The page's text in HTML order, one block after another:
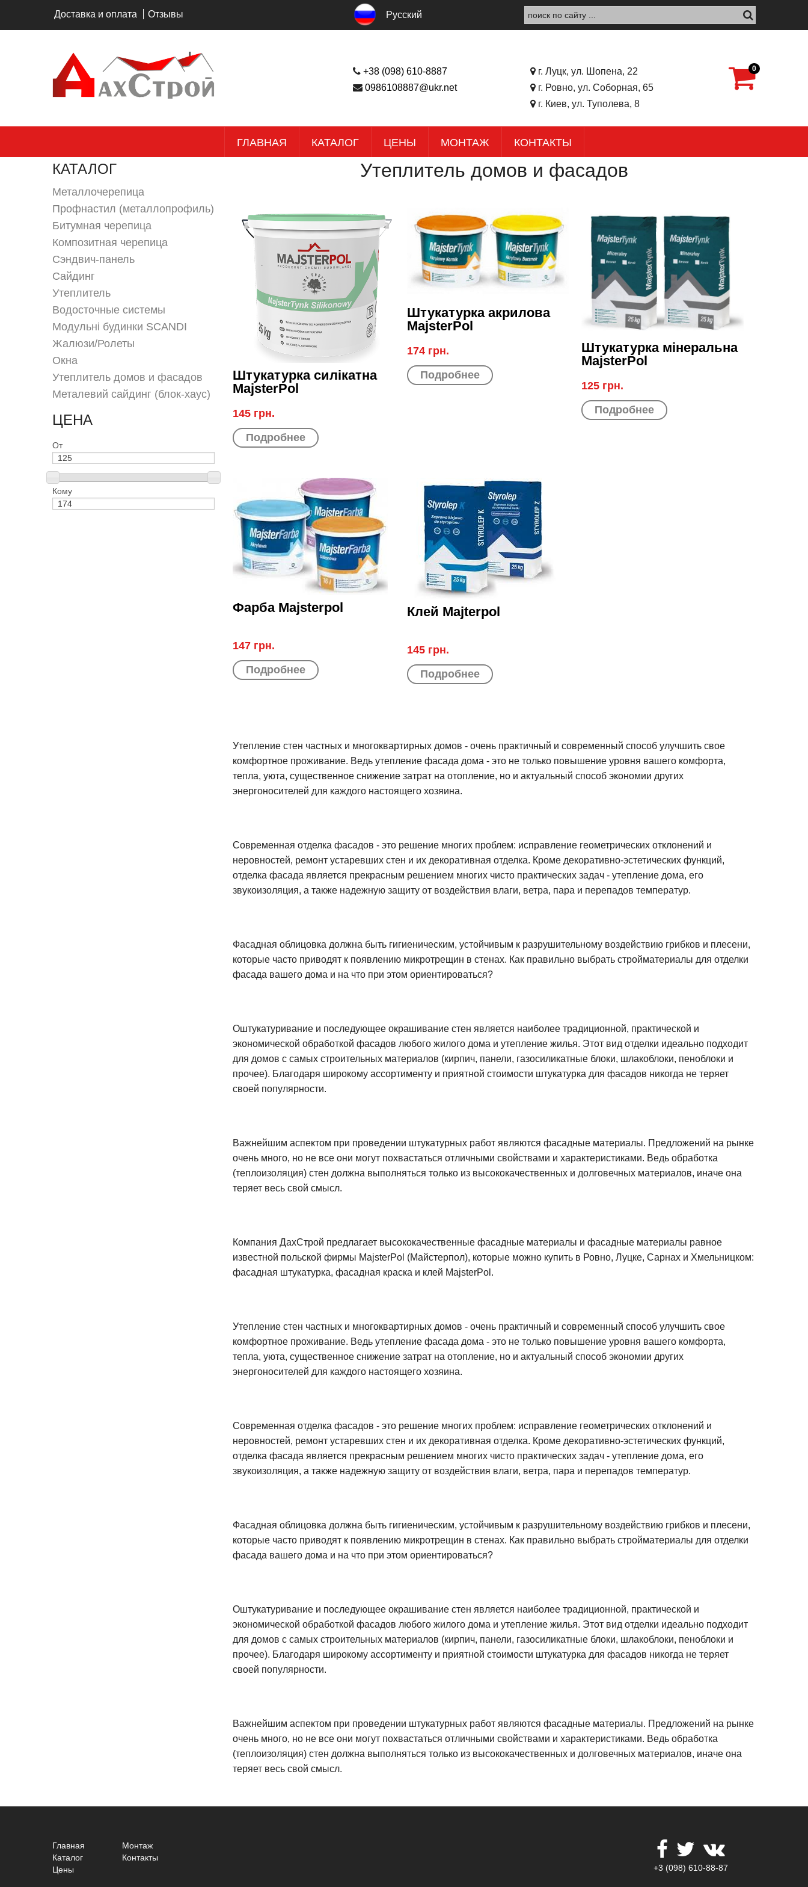
Перейти к основному содержанию
Доставка и оплата Отзывы Русский
+38 (098) 610-8887
0986108887@ukr.net
г. Луцк, ул. Шопена, 22
г. Ровно, ул. Соборная, 65
г. Киев, ул. Туполева, 8
0
ГЛАВНАЯ КАТАЛОГ ЦЕНЫ МОНТАЖ КОНТАКТЫ
КАТАЛОГ
Металлочерепица
Профнастил (металлопрофиль)
Битумная черепица
Композитная черепица
Сэндвич-панель
Сайдинг
Утеплитель
Водосточные системы
Модульні будинки SCANDI
Жалюзи/Ролеты
Окна
Утеплитель домов и фасадов
Металевий сайдинг (блок-хаус)
ЦЕНА
От
Кому
Утеплитель домов и фасадов
Штукатурка силікатна
MajsterPol
145 грн.
Подробнее
Штукатурка акрилова
MajsterPol
174 грн.
Подробнее
Штукатурка мінеральна
MajsterPol
125 грн.
Подробнее
Фарба Majsterpol
147 грн.
Подробнее
Клей Majterpol
145 грн.
Подробнее
Утепление стен частных и многоквартирных домов - очень практичный и современный способ улучшить свое
комфортное проживание. Ведь утепление фасада дома - это не только повышение уровня вашего комфорта,
тепла, уюта, существенное снижение затрат на отопление, но и актуальный способ экономии других
энергоносителей для каждого настоящего хозяина.
Современная отделка фасадов - это решение многих проблем: исправление геометрических отклонений и
неровностей, ремонт устаревших стен и их декоративная отделка. Кроме декоративно-эстетических функций,
отделка фасада является прекрасным решением многих чисто практических задач - утепление дома, его
звукоизоляция, а также надежную защиту от воздействия влаги, ветра, пара и перепадов температур.
Фасадная облицовка должна быть гигиеническим, устойчивым к разрушительному воздействию грибков и плесени,
которые часто приводят к появлению микротрещин в стенах. Как правильно выбрать стройматериалы для отделки
фасада вашего дома и на что при этом ориентироваться?
Оштукатуривание и последующее окрашивание стен является наиболее традиционной, практической и
экономической обработкой фасадов любого жилого дома и утепление жилья. Этот вид отделки идеально подходит
для домов с самых строительных материалов (кирпич, панели, газосиликатные блоки, шлакоблоки, пеноблоки и
прочее). Благодаря широкому ассортименту и приятной стоимости штукатурка для фасадов никогда не теряет
своей популярности.
Важнейшим аспектом при проведении штукатурных работ являются фасадные материалы. Предложений на рынке
очень много, но не все они могут похвастаться отличными свойствами и характеристиками. Ведь обработка
(теплоизоляция) стен должна выполняться только из высококачественных и долговечных материалов, иначе она
теряет весь свой смысл.
Компания ДахСтрой предлагает высококачественные фасадные материалы и фасадные материалы равное
известной польской фирмы MajsterPol (Майстерпол), которые можно купить в Ровно, Луцке, Сарнах и Хмельницком:
фасадная штукатурка, фасадная краска и клей MajsterPol.
Утепление стен частных и многоквартирных домов - очень практичный и современный способ улучшить свое
комфортное проживание. Ведь утепление фасада дома - это не только повышение уровня вашего комфорта,
тепла, уюта, существенное снижение затрат на отопление, но и актуальный способ экономии других
энергоносителей для каждого настоящего хозяина.
Современная отделка фасадов - это решение многих проблем: исправление геометрических отклонений и
неровностей, ремонт устаревших стен и их декоративная отделка. Кроме декоративно-эстетических функций,
отделка фасада является прекрасным решением многих чисто практических задач - утепление дома, его
звукоизоляция, а также надежную защиту от воздействия влаги, ветра, пара и перепадов температур.
Фасадная облицовка должна быть гигиеническим, устойчивым к разрушительному воздействию грибков и плесени,
которые часто приводят к появлению микротрещин в стенах. Как правильно выбрать стройматериалы для отделки
фасада вашего дома и на что при этом ориентироваться?
Оштукатуривание и последующее окрашивание стен является наиболее традиционной, практической и
экономической обработкой фасадов любого жилого дома и утепление жилья. Этот вид отделки идеально подходит
для домов с самых строительных материалов (кирпич, панели, газосиликатные блоки, шлакоблоки, пеноблоки и
прочее). Благодаря широкому ассортименту и приятной стоимости штукатурка для фасадов никогда не теряет
своей популярности.
Важнейшим аспектом при проведении штукатурных работ являются фасадные материалы. Предложений на рынке
очень много, но не все они могут похвастаться отличными свойствами и характеристиками. Ведь обработка
(теплоизоляция) стен должна выполняться только из высококачественных и долговечных материалов, иначе она
теряет весь свой смысл.
Главная
Каталог
Цены
Монтаж
Контакты
+3 (098) 610-88-87